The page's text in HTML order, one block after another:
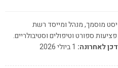
מוסמך, מנהל ומייסד רשת
ספורט וטיפולים וסטיבולריים.
לאחרונה: